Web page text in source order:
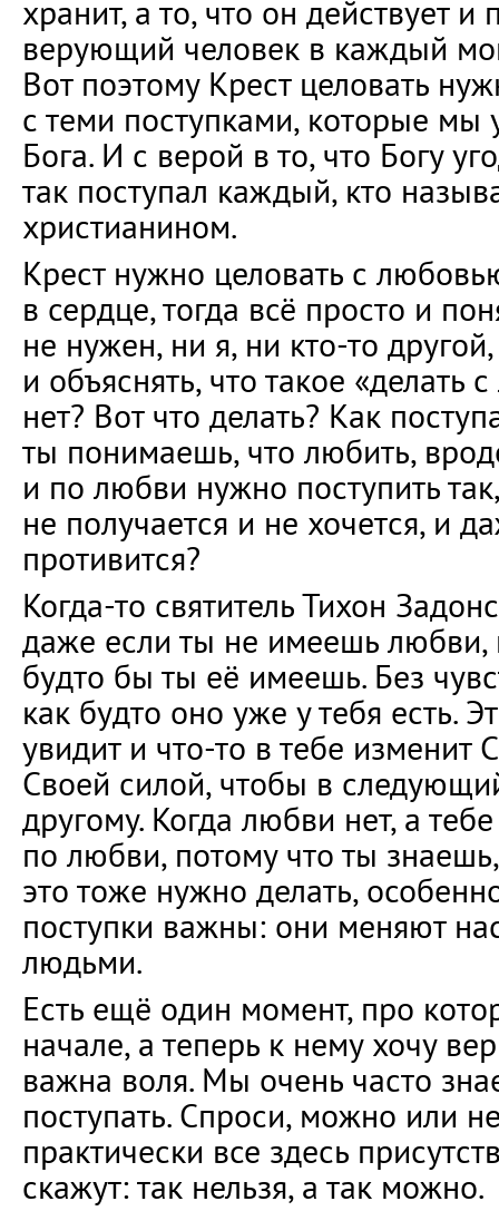
хранит, а то, что он действует и
верующий человек в каждый
Вот поэтому Крест целовать
с теми поступками, которые
Бога. И с верой в то, что Богу
так поступал каждый, кто
христианином.
Крест нужно целовать с
в сердце, тогда всё просто и
не нужен, ни я, ни кто-то другой,
и объяснять, что такое «делать
нет? Вот что делать? Как
ты понимаешь, что любить,
и по любви нужно поступить
не получается и не хочется, и
противится?
Когда-то святитель Тихон
даже если ты не имеешь любви,
будто бы ты её имеешь. Без
как будто оно уже у тебя есть.
увидит и что-то в тебе изменит
Своей силой, чтобы в
другому. Когда любви нет, а
по любви, потому что ты
это тоже нужно делать,
поступки важны: они меняют
людьми.
Есть ещё один момент, про
начале, а теперь к нему хочу
важна воля. Мы очень часто
поступать. Спроси, можно или
практически все здесь
скажут: так нельзя, а так можно.